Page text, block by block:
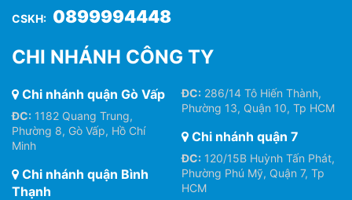
CSKH: 0899994448
CHI NHÁNH CÔNG TY
Chi nhánh quận Gò Vấp
ĐC: 1182 Quang Trung,
Phường 8, Gò Vấp, Hồ Chí
Minh
Chi nhánh quận Bình
Thạnh
ĐC: 286/14 Tô Hiến Thành,
Phường 13, Quận 10, Tp HCM
Chi nhánh quận 7
ĐC: 120/15B Huỳnh Tấn Phát,
Phường Phú Mỹ, Quận 7, Tp
HCM